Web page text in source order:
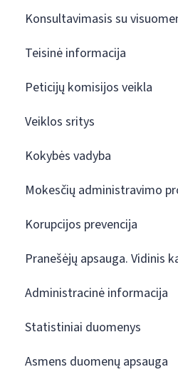
Konsultavimasis su
Teisinė informacija
Peticijų komisijos veikla
Veiklos sritys
Kokybės vadyba
Mokesčių administravimo
Korupcijos prevencija
Pranešėjų apsauga. Vidinis
Administracinė informacija
Statistiniai duomenys
Asmens duomenų apsauga